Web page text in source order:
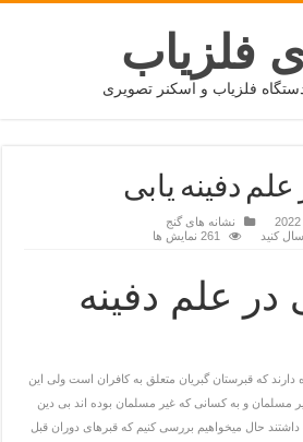
فلزیاب
فلزیاب و اسکنر تصویری
دفینه یابی
نشانه های گنج
کنید
261 نمایش ها
علم دفینه
که قبرستان گبریان متعلق به کافران است ولی این
و به کسانی که غیر مسلمان بوده اند بی دین
حال میخواهیم بررسی کنیم که قبرهای دوران قبل